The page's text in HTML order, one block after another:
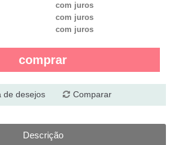
com juros
com juros
com juros
comprar
de desejos Comparar
Descrição